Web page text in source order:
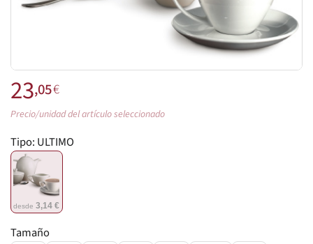
23,05€
Precio/unidad del artículo seleccionado
Tipo: ULTIMO
desde3,14 €
Tamaño